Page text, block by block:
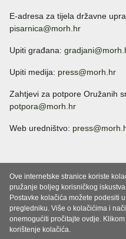
E-adresa za tijela državne
pisarnica@morh.hr
Upiti građana:
Upiti medija: press@morh.hr
Zahtjevi za potpore Oružanih
potpora@morh.hr
Web uredništvo:
Ove internetske stranice koriste
pružanje boljeg korisničkog
Postavke kolačića možete podesiti
pregledniku. Više o kolačićima i
onemogućiti pročitajte ovdje. Klikom
korištenje kolačića.